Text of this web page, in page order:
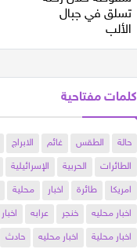
كلمات مفتاحية
حالة الطقس غائم الابراج
الطائرات
الحربية الإسرائيلية
امريكا
طائرة اخبار محلية
اخبار محليه
خنجر عرابه اخبار
اخبار محلية
اخبار محليه حادث